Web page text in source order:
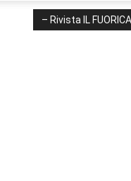
– Rivista IL